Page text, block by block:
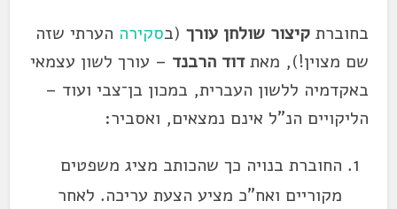
בחוברתקיצור שולחן עורך (בסקירה הערתי שזה
שם מצוין!), מאתדוד הרבנד – עורך לשון עצמאי
באקדמיה ללשון העברית, במכון בן־צבי ועוד –
הליקויים הנ"ל אינם נמצאים, ואסביר:
החוברת בנויה כך שהכותב מציג משפטים
מקוריים ואח"כ מציע הצעת עריכה. לאחר